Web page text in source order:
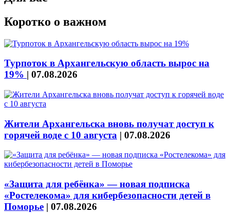
Коротко о важном
Турпоток в Архангельскую область вырос на
19% | 07.08.2026
Жители Архангельска вновь получат доступ к
горячей воде с 10 августа | 07.08.2026
«Защита для ребёнка» — новая подписка
«Ростелекома» для кибербезопасности детей в
Поморье | 07.08.2026